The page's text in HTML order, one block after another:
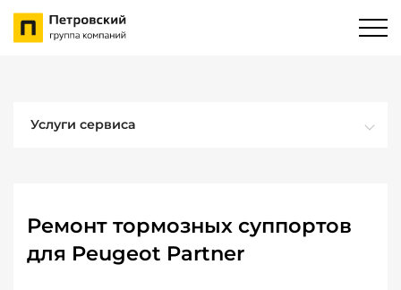
Услуги сервиса
Ремонт тормозных суппортов
для Peugeot Partner